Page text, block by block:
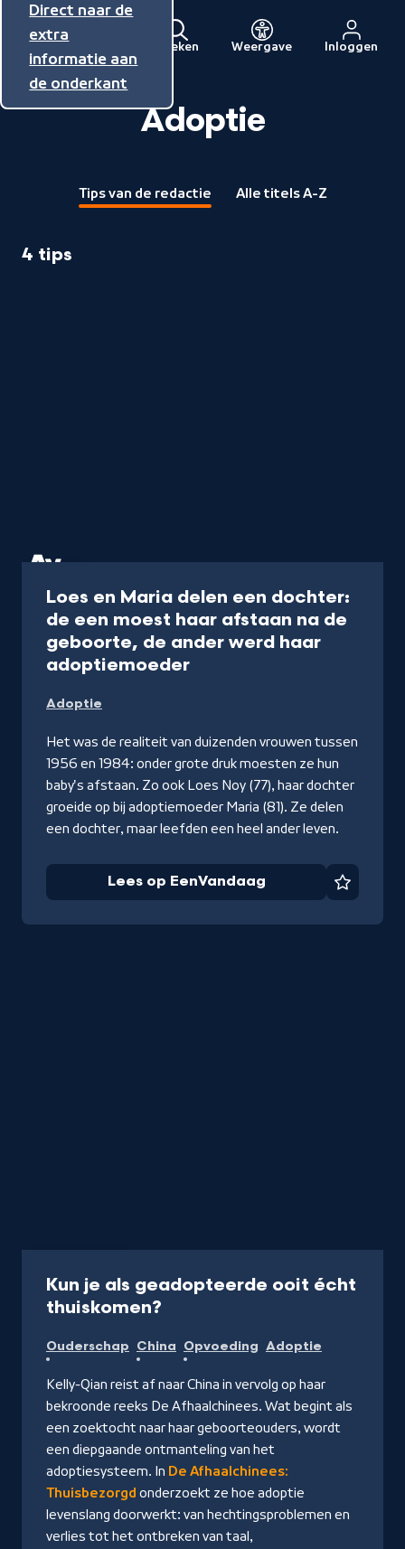
Direct naar de
inhoud
Direct naar de
hoofdnavigatie
Direct naar de
extra
informatie aan
de onderkant
Menu
Naar
de
beginpagina
Zoeken Weergave Inloggen
Adoptie
Tips van de redactie Alle titels A-Z
4 tips
Loes en Maria delen een dochter:
de een moest haar afstaan na de
geboorte, de ander werd haar
adoptiemoeder-
EenVandaag
Adoptie
Het was de realiteit van duizenden vrouwen tussen
1956 en 1984: onder grote druk moesten ze hun
baby's afstaan. Zo ook Loes Noy (77), haar dochter
groeide op bij adoptiemoeder Maria (81). Ze delen
een dochter, maar leefden een heel ander leven.
Lees op EenVandaag
Kun je als geadopteerde ooit écht
thuiskomen?
op
NPO
Start
Ouderschap China Opvoeding Adoptie
Kelly-Qian reist af naar China in vervolg op haar
bekroonde reeks De Afhaalchinees. Wat begint als
een zoektocht naar haar geboorteouders, wordt
een diepgaande ontmanteling van het
adoptiesysteem. In De Afhaalchinees:
Thuisbezorgd onderzoekt ze hoe adoptie
levenslang doorwerkt: van hechtingsproblemen en
verlies tot het ontbreken van taal,